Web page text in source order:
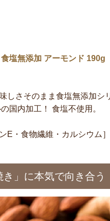
塩無添加 アーモンド 190g
しさそのまま食塩無添加シ
国内加工！ 食塩不使用。
ンE・食物繊維・カルシウム
き」に本気で向き合う